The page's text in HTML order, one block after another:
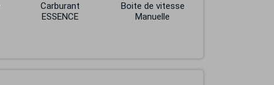
Carburant
ESSENCE
Boite de vitesse
Manuelle